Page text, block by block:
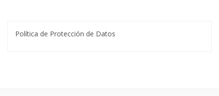
Política de Protección de Datos